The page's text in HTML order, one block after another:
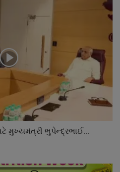
મુખ્યમંત્રી ભુપેન્દ્રભાઈ...